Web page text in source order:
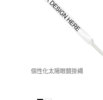
個性化太陽眼鏡掛繩